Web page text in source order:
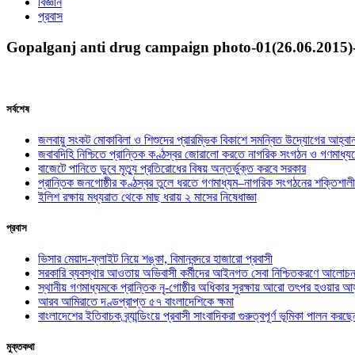
প্রবাস
Gopalganj anti drug campaign photo-
সর্বশেষ
জলবায়ু সংকট মোকাবিলা ও শিশুদের প্রারম্ভিক বিকাশে সমন্বিত উদ্যোগের
জবাবদিহি নিশ্চিতে প্রান্তিক কণ্ঠস্বর জোরালো করতে নাগরিক সংগঠন ও
বাজেটে পানিতে ডুবে মৃত্যু প্রতিরোধের বিষয় অন্তর্ভুক্ত করবে সরকার
প্রান্তিক জনগোষ্ঠীর কণ্ঠস্বর তুলে ধরতে গণমাধ্যম–নাগরিক সংগঠনের
ইলিশ রক্ষায় মধ্যরাত থেকে মাছ ধরায় ২ মাসের নিষেধাজ্ঞা
প্রবাস
ভিসার মেয়াদ-ফ্লাইট নিয়ে শঙ্কা, বিমানবন্দরে হাজারো প্রবাসী
সরকারি ব্যবস্থার আওতায় অভিবাসী কর্মীদের আইনগত সেবা নিশ্চিতকরণে
স্থানীয় গণমাধ্যমকে প্রান্তিক নৃ-গোষ্ঠীর অধিকার সুরক্ষায় আরো তৎপর হওয়ার
আরব আমিরাতে দণ্ডপ্রাপ্ত ৫৭ বাংলাদেশিকে ক্ষমা
বাংলাদেশের ইতিবাচক ব্র্যান্ডিংয়ে প্রবাসী সাংবাদিকরা গুরুত্বপূর্ণ ভূমিকা পালন
মুক্তকথা